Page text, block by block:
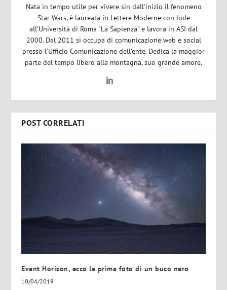
Nata in tempo utile per vivere sin dall'inizio il fenomeno
Star Wars, è laureata in Lettere Moderne con lode
all'Università di Roma "La Sapienza" e lavora in ASI dal
2000. Dal 2011 si occupa di comunicazione web e social
presso l'Ufficio Comunicazione dell'ente. Dedica la maggior
parte del tempo libero alla montagna, suo grande amore.
POST CORRELATI
Event Horizon, ecco la prima foto di un buco nero
10/04/2019